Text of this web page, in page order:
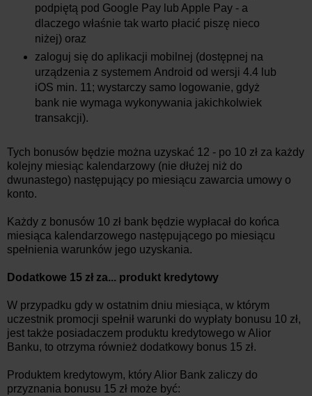
podpiętą pod Google Pay lub Apple Pay - a
dlaczego właśnie tak warto płacić piszę nieco
niżej) oraz
zaloguj się do aplikacji mobilnej (dostępnej na
urządzenia z systemem Android od wersji 4.4 lub
iOS min. 11; wystarczy samo logowanie, gdyż
bank nie wymaga wykonywania jakichkolwiek
transakcji).
Tych bonusów będzie można uzyskać 12 - po 10 zł za każdy
kolejny miesiąc kalendarzowy (nie dłużej niż do
dwunastego) następujący po miesiącu zawarcia umowy o
konto.
Każdy z bonusów 10 zł bank będzie wypłacał do końca
miesiąca kalendarzowego następującego po miesiącu
spełnienia warunków jego uzyskania.
Dodatkowe 15 zł za... produkt kredytowy
W przypadku gdy w ostatnim dniu miesiąca, w którym
uczestnik promocji spełnił warunki do wypłaty bonusu 10 zł,
jest także posiadaczem produktu kredytowego w Alior
Banku, to otrzyma również dodatkowy bonus 15 zł.
Produktem kredytowym, który Alior Bank zaliczy do
przyznania bonusu 15 zł może być: